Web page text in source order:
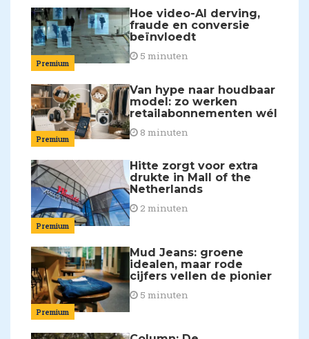
Premium
Hoe video-AI derving,
fraude en conversie
beïnvloedt
5 minuten
Premium
Van hype naar houdbaar
model: zo werken
retailabonnementen wél
8 minuten
Premium
Hitte zorgt voor extra
drukte in Mall of the
Netherlands
2 minuten
Premium
Mud Jeans: groene
idealen, maar rode
cijfers vellen de pionier
5 minuten